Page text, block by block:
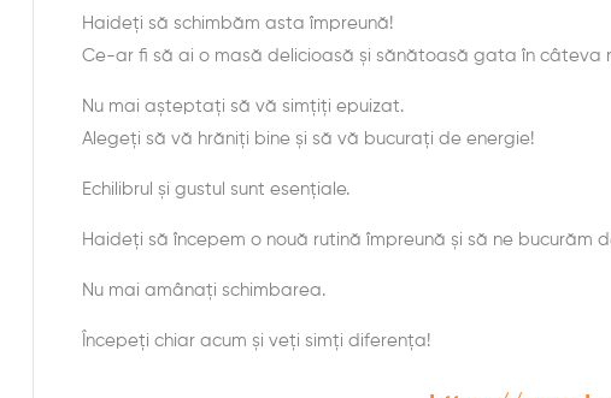
Haideți să schimbăm asta împreună!
Ce-ar fi să ai o masă delicioasă și sănătoasă gata în câteva
Nu mai așteptați să vă simțiți epuizat.
Alegeți să vă hrăniți bine și să vă bucurați de energie!
Echilibrul și gustul sunt esențiale.
Haideți să începem o nouă rutină împreună și să ne bucurăm
Nu mai amânați schimbarea.
Începeți chiar acum și veți simți diferența!